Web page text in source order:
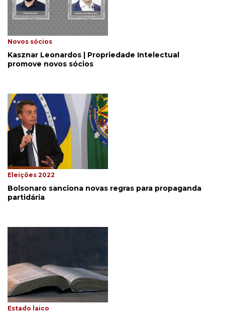
Novos sócios
Kasznar Leonardos | Propriedade Intelectual
promove novos sócios
Eleições 2022
Bolsonaro sanciona novas regras para propaganda
partidária
Estado laico